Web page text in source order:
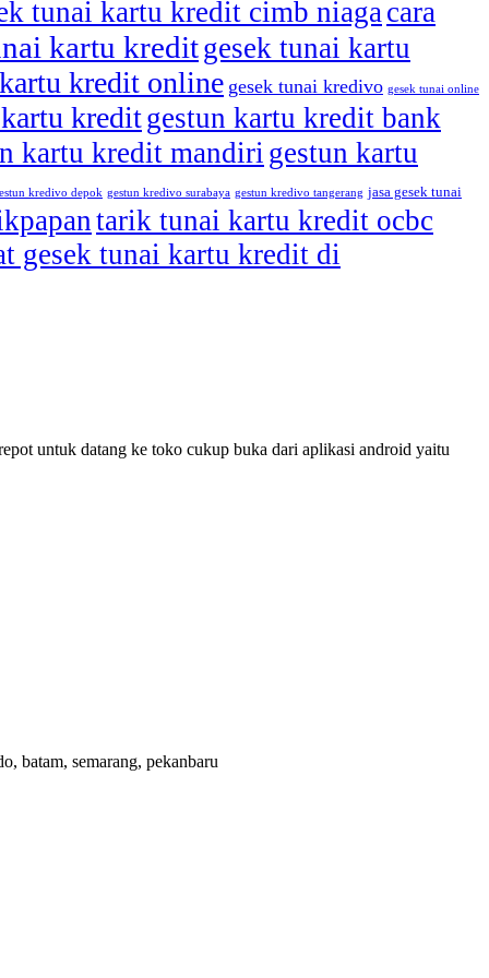
tunai kartu kredit cimb niaga cara
kartu kreditgesek tunai kartu
kredit online gesek tunai kredivo gesek tunai online
kreditgestun kartu kredit bank
kartu kredit mandiri gestun kartu
kredivo depok gestun kredivo surabaya gestun kredivo tangerang jasa gesek tunai
tarik tunai kartu kredit ocbc
gesek tunai kartu kredit di
untuk datang ke toko cukup buka dari aplikasi android yaitu
batam, semarang, pekanbaru